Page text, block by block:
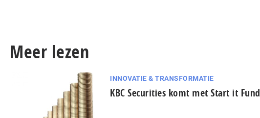
Meer lezen
INNOVATIE & TRANSFORMATIE
KBC Securities komt met Start it Fund